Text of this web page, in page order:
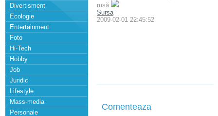
Divertisment
Ecologie
Entertainment
Foto
Hi-Tech
Hobby
Job
Juridic
Lifestyle
Mass-media
Personale
rusă.
Sursa
2009-02-01 22:45:52
Comenteaza